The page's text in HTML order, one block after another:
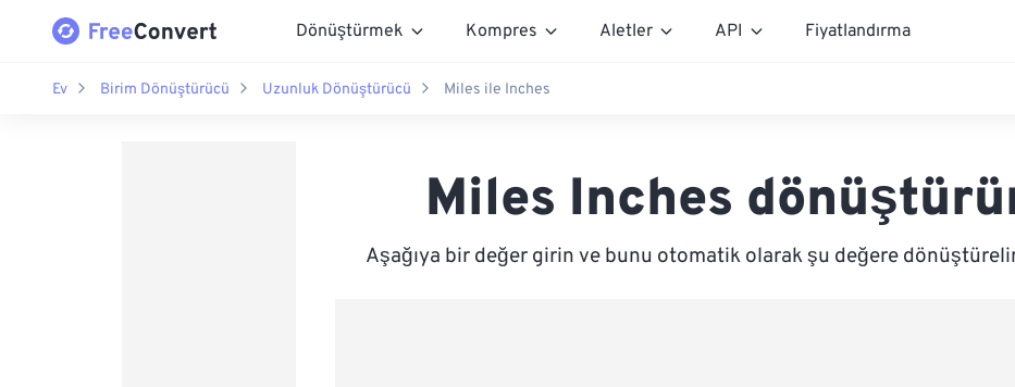
Dönüştürmek Kompres Aletler API Fiyatlandırma
Ev Birim Dönüştürücü Uzunluk Dönüştürücü Miles ile Inches
Miles Inches
Aşağıya bir değer girin ve bunu otomatik olarak şu değere